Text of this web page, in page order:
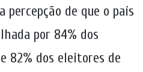
percepção de que o país
por 84% dos
82% dos eleitores de